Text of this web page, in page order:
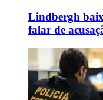
Lindbergh
falar de